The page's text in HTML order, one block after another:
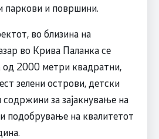
паркови и површини.
во близина на
во Крива Паланка се
2000 метри квадратни,
зелени острови, детски
за зајакнување на
подобрување на квалитетот